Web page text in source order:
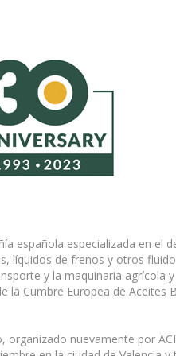
española especializada en el
líquidos de frenos y otros
y la maquinaria agrícola
la Cumbre Europea de Aceites
organizado nuevamente por